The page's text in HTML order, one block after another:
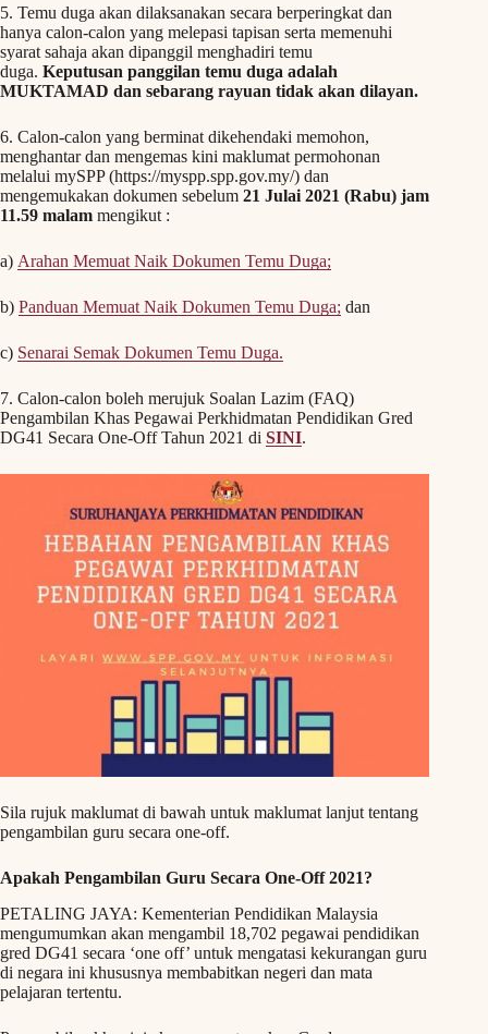
5. Temu duga akan dilaksanakan secara berperingkat dan
hanya calon-calon yang melepasi tapisan serta memenuhi
syarat sahaja akan dipanggil menghadiri temu
duga. Keputusan panggilan temu duga adalah
MUKTAMAD dan sebarang rayuan tidak akan dilayan.
6. Calon-calon yang berminat dikehendaki memohon,
menghantar dan mengemas kini maklumat permohonan
melalui mySPP (https://myspp.spp.gov.my/) dan
mengemukakan dokumen sebelum 21 Julai 2021 (Rabu) jam
11.59 malam mengikut :
a) Arahan Memuat Naik Dokumen Temu Duga;
b) Panduan Memuat Naik Dokumen Temu Duga; dan
c) Senarai Semak Dokumen Temu Duga.
7. Calon-calon boleh merujuk Soalan Lazim (FAQ)
Pengambilan Khas Pegawai Perkhidmatan Pendidikan Gred
DG41 Secara One-Off Tahun 2021 di SINI.
Sila rujuk maklumat di bawah untuk maklumat lanjut tentang
pengambilan guru secara one-off.
Apakah Pengambilan Guru Secara One-Off 2021?
PETALING JAYA: Kementerian Pendidikan Malaysia
mengumumkan akan mengambil 18,702 pegawai pendidikan
gred DG41 secara ‘one off’ untuk mengatasi kekurangan guru
di negara ini khususnya membabitkan negeri dan mata
pelajaran tertentu.